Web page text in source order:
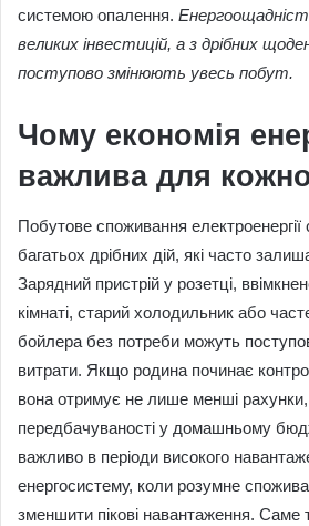
системою опалення.
великих інвестицій, а з дрібних
поступово змінюють увесь побут.
Чому економія
важлива для
Побутове споживання електроенергії
багатьох дрібних дій, які часто
Зарядний пристрій у розетці,
кімнаті, старий холодильник або
бойлера без потреби можуть
витрати. Якщо родина починає
вона отримує не лише менші
передбачуваності у домашньому
важливо в періоди високого
енергосистему, коли розумне
зменшити пікові навантаження. Саме